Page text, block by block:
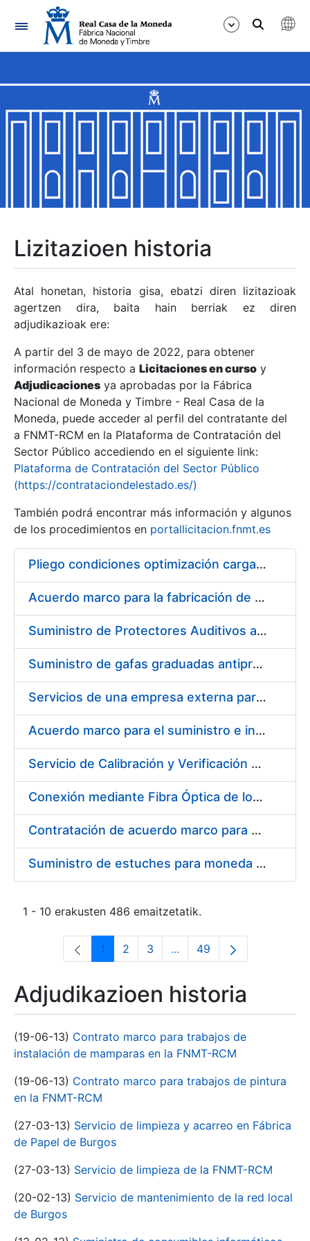
Nabigazioa
Erakutsi/Ezkutatu
Erakutsi/Ezkutatu
Erakutsi/Ezkutatu
Erakutsi/Ezkutatu
Erakutsi/Ezkutatu
Erakutsi/Ezkutatu
Erakutsi/Ezkutatu
Erakutsi/Ezkutatu
Lizitazioen historia
Atal honetan, historia gisa, ebatzi diren lizitazioak
agertzen dira, baita hain berriak ez diren
adjudikazioak ere:
A partir del 3 de mayo de 2022, para obtener
información respecto a Licitaciones en curso y
Adjudicaciones ya aprobadas por la Fábrica
Nacional de Moneda y Timbre - Real Casa de la
Moneda, puede acceder al perfil del contratante del
a FNMT-RCM en la Plataforma de Contratación del
Sector Público accediendo en el siguiente link:
Plataforma de Contratación del Sector Público
(https://contrataciondelestado.es/)
También podrá encontrar más información y algunos
de los procedimientos en portallicitacion.fnmt.es
Pliego condiciones optimización cargas compras firmado
Acuerdo marco para la fabricación de piezas
Suministro de Protectores Auditivos a medida para las personas trabajadoras de los Centros de Trabajo de Madrid y Burgos
Suministro de gafas graduadas antiproyecciones para los trabajadores de la FNMT-RCM en los centros de trabajo de Madrid y Burgos
Servicios de una empresa externa para el asesoramiento y resolución de los recursos de alzada que se presentan relacionados con procesos de selección para la FNMT-RCM
Acuerdo marco para el suministro e instalación de persianas, estores y otros complementos
Servicio de Calibración y Verificación Externa de los Equipos de Medición del Servicio de Prevención de la FNMT-RCM
Conexión mediante Fibra Óptica de los Centros de Proceso de Datos (CPDs) de las sedes de la FNMT-RCM de Burgos y Madrid
Contratación de acuerdo marco para el Suministro de Material de Electricidad para la Fábrica Nacional de Moneda y Timbre-Real Casa de la Moneda en su centro de trabajo de Burgos
Suministro de estuches para moneda de 30 €
1 - 10 erakusten 486 emaitzetatik.
Orrialdea
1 Orrialdea
2 Orrialdea
3 ...Intermediate Pages Use
Orrialdea
49
Adjudikazioen historia
(19-06-13) Contrato marco para trabajos de
instalación de mamparas en la FNMT-RCM
(19-06-13) Contrato marco para trabajos de pintura
en la FNMT-RCM
(27-03-13) Servicio de limpieza y acarreo en Fábrica
de Papel de Burgos
(27-03-13) Servicio de limpieza de la FNMT-RCM
(20-02-13) Servicio de mantenimiento de la red local
de Burgos